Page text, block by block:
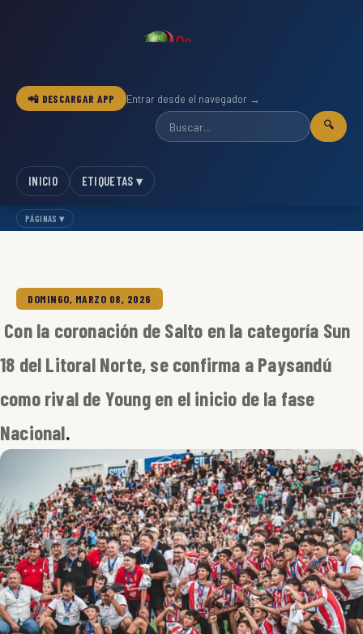
📲 DESCARGAR APP Entrar desde el navegador →
🔍
INICIO ETIQUETAS ▾
PÁGINAS ▾
DOMINGO, MARZO 08, 2026
Con la coronación de Salto en la categoría Sun
18 del Litoral Norte, se confirma a Paysandú
como rival de Young en el inicio de la fase
Nacional.